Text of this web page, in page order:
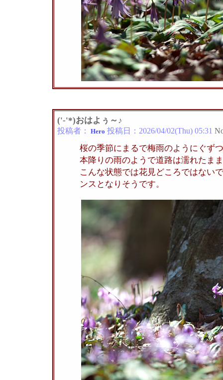
('-'*)おはよぅ～♪
投稿者： Hero 投稿日： 2026/04/02(Thu) 05:31
桜の季節にまるで梅雨のようにぐず
本降りの雨のようで道路は濡れたま
こんな状態では花見どころではない
ンスとなりそうです。